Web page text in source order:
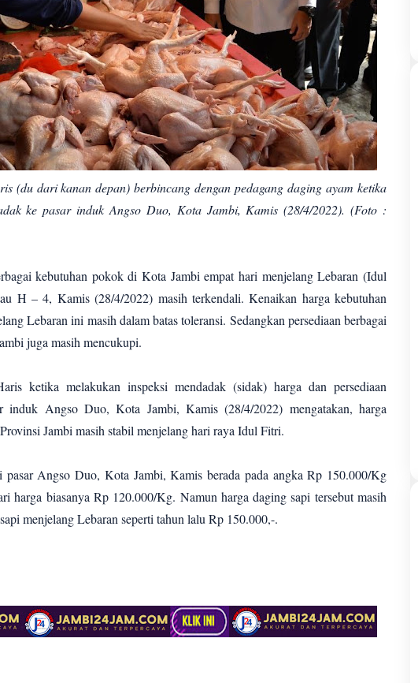
(du dari kanan depan) berbincang dengan pedagang daging ayam ketika
ke pasar induk Angso Duo, Kota Jambi, Kamis (28/4/2022). (Foto :
kebutuhan pokok di Kota Jambi empat hari menjelang Lebaran (Idul
H – 4, Kamis (28/4/2022) masih terkendali. Kenaikan harga kebutuhan
Lebaran ini masih dalam batas toleransi. Sedangkan persediaan berbagai
juga masih mencukupi.
ketika melakukan inspeksi mendadak (sidak) harga dan persediaan
induk Angso Duo, Kota Jambi, Kamis (28/4/2022) mengatakan, harga
Jambi masih stabil menjelang hari raya Idul Fitri.
pasar Angso Duo, Kota Jambi, Kamis berada pada angka Rp 150.000/Kg
harga biasanya Rp 120.000/Kg. Namun harga daging sapi tersebut masih
menjelang Lebaran seperti tahun lalu Rp 150.000,-.